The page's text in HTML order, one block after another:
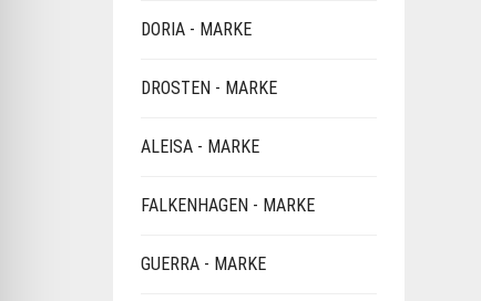
DORIA - MARKE
DROSTEN - MARKE
ALEISA - MARKE
FALKENHAGEN - MARKE
GUERRA - MARKE